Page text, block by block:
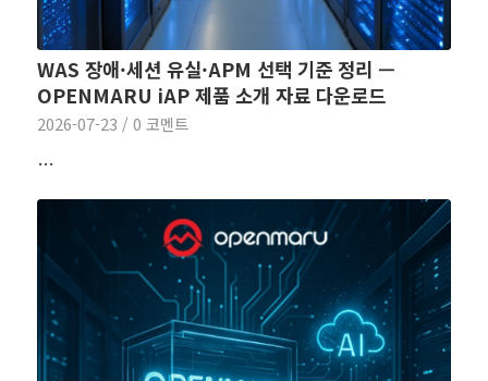
WAS 장애·세션 유실·APM 선택 기준 정리 —
OPENMARU iAP 제품 소개 자료 다운로드
2026-07-23 / 0 코멘트
…